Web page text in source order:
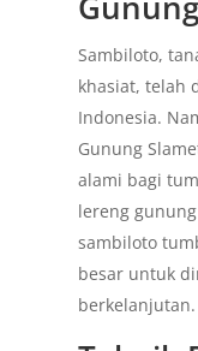
Sambiloto,
khasiat, telah
Indonesia.
Gunung
alami bagi
lereng
sambiloto
besar untuk
berkelanjutan.